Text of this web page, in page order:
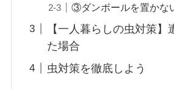
③ダンボールを置かな
【一人暮らしの虫対策】
た場合
虫対策を徹底しよう